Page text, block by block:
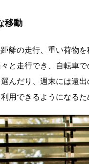
移動
離の走行、重い荷物
と走行でき、自転車
んだり、週末には遠
用できるようになる